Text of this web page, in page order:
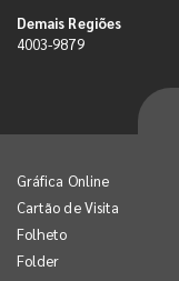
Demais Regiões
4003-9879
Gráfica Online
Cartão de Visita
Folheto
Folder